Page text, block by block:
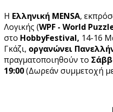
Η Ελληνική MENSA,
Λογικής (WPF - World
στο HobbyFestival, 14-16
Γκάζι, οργανώνει
πραγματοποιηθούν το
19:00(Δωρεάν συμμετοχή